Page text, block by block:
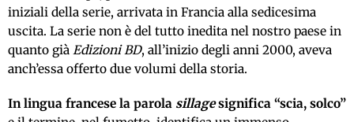
iniziali della serie, arrivata in Francia alla sedicesima
uscita. La serie non è del tutto inedita nel nostro paese in
quanto già Edizioni BD, all’inizio degli anni 2000, aveva
anch’essa offerto due volumi della storia.
In lingua francese la parola sillagesignifica “scia, solco”